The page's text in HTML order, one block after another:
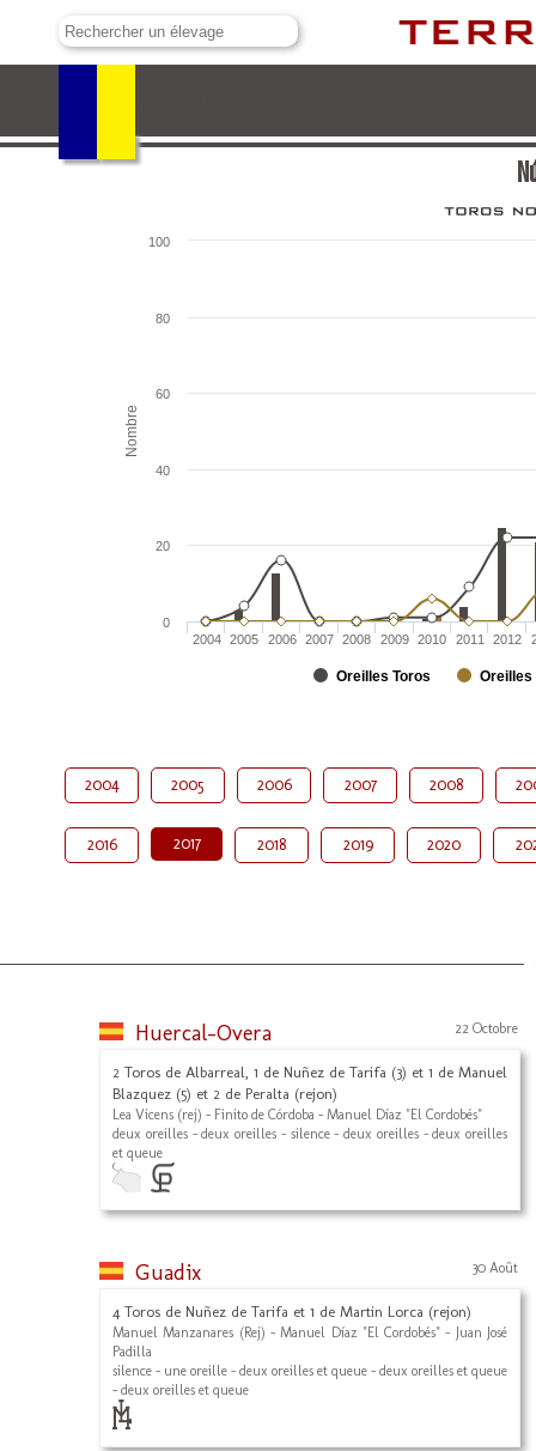
Nombre
Oreilles Toros Oreilles
2004 2005 2006 2007 2008 2009 2010 2011 2012
0
20
40
60
80
100
2004 2005 2006 2007 2008
2016 2017 2018 2019 2020
Huercal-Overa 22 Octobre
2 Toros de Albarreal, 1 de Nuñez de Tarifa (3) et 1 de Manuel
Blazquez (5) et 2 de Peralta (rejon)
Lea Vicens (rej) - Finito de Córdoba - Manuel Díaz "El Cordobés"
deux oreilles - deux oreilles - silence - deux oreilles - deux oreilles
et queue
Guadix 30 Août
4 Toros de Nuñez de Tarifa et 1 de Martin Lorca (rejon)
Manuel Manzanares (Rej) - Manuel Díaz "El Cordobés" - Juan José
Padilla
silence - une oreille - deux oreilles et queue - deux oreilles et queue
- deux oreilles et queue